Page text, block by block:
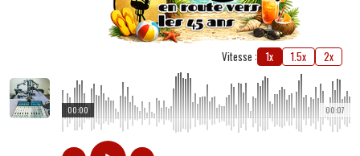
Vitesse : 1x 1.5x 2x
00:07
00:00